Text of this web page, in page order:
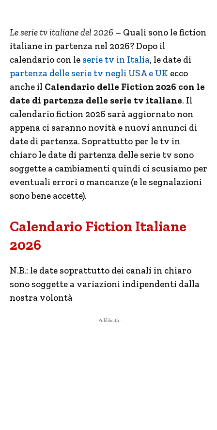
Le serie tv italiane del 2026 – Quali sono le fiction
italiane in partenza nel 2026? Dopo il
calendario con le serie tv in Italia, le date di
partenza delle serie tv negli USA e UK ecco
anche il Calendario delle Fiction 2026 con le
date di partenza delle serie tv italiane. Il
calendario fiction 2026 sarà aggiornato non
appena ci saranno novità e nuovi annunci di
date di partenza. Soprattutto per le tv in
chiaro le date di partenza delle serie tv sono
soggette a cambiamenti quindi ci scusiamo per
eventuali errori o mancanze (e le segnalazioni
sono bene accette).
Calendario Fiction Italiane
2026
N.B.: le date soprattutto dei canali in chiaro
sono soggette a variazioni indipendenti dalla
nostra volontà
- Pubblicità -